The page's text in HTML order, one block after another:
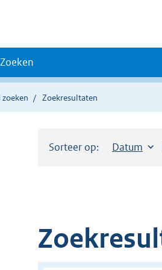
Zoekresultaten
Sorteer op: Sorteer op:
Datum